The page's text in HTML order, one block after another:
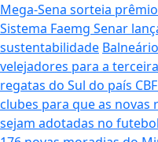
Mega-Sena sorteia
Sistema Faemg Senar
sustentabilidade
velejadores para a
regatas do Sul do país
clubes para que as novas
sejam adotadas no